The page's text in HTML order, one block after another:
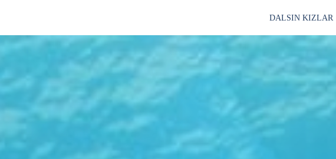
DALSIN KIZLAR